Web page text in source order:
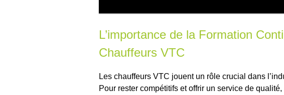
L’importance de la Formation
Chauffeurs VTC
Les chauffeurs VTC jouent un rôle crucial dans
Pour rester compétitifs et offrir un service de